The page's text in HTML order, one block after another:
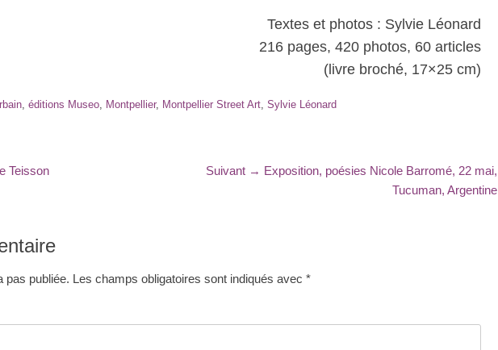
Textes et photos : Sylvie Léonard
216 pages, 420 photos, 60 articles
(livre broché, 17×25 cm)
, éditions Museo, Montpellier, Montpellier Street Art, Sylvie Léonard
Teisson Suivant → Article
Exposition, poésies Nicole Barromé, 22 mai,
Tucuman, Argentine
pas publiée. Les champs obligatoires sont indiqués avec *